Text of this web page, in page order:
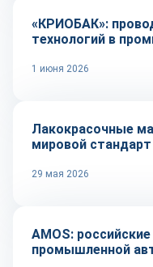
«КРИОБАК»:
технологий в
1 июня 2026
Сырье и материалы
Лакокрасочные
мировой
29 мая 2026
Автоматизация
AMOS:
промышленной